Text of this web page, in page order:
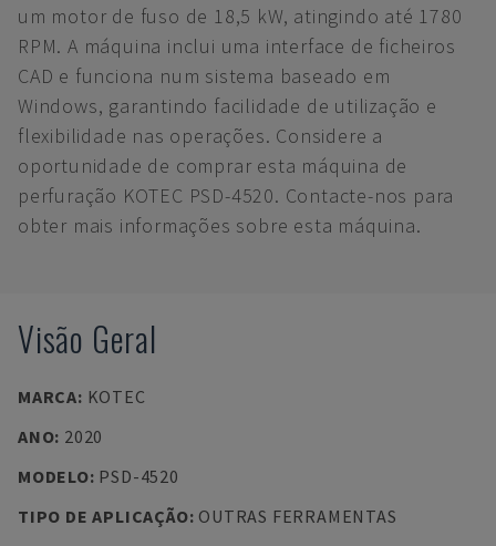
um motor de fuso de 18,5 kW, atingindo até 1780
RPM. A máquina inclui uma interface de ficheiros
CAD e funciona num sistema baseado em
Windows, garantindo facilidade de utilização e
flexibilidade nas operações. Considere a
oportunidade de comprar esta máquina de
perfuração KOTEC PSD-4520. Contacte-nos para
obter mais informações sobre esta máquina.
Visão Geral
MARCA: KOTEC
ANO: 2020
MODELO: PSD-4520
TIPO DE APLICAÇÃO: OUTRAS FERRAMENTAS